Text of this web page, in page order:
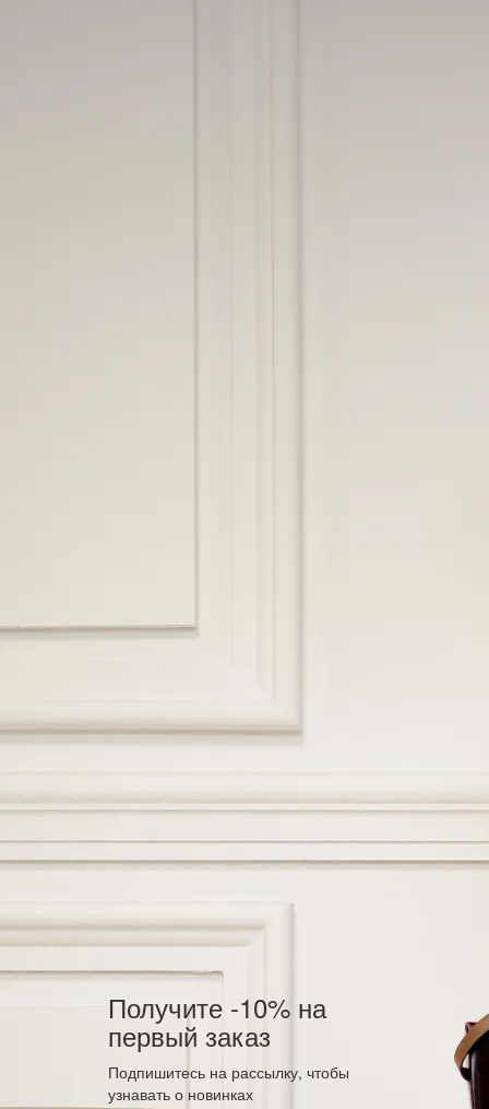
Получите -10% на
первый заказ
Подпишитесь на рассылку, чтобы
узнавать о новинках